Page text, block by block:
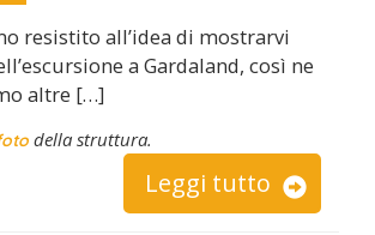
resistito all’idea di mostrarvi
a Gardaland, così ne
altre […]
della struttura.
Leggi tutto